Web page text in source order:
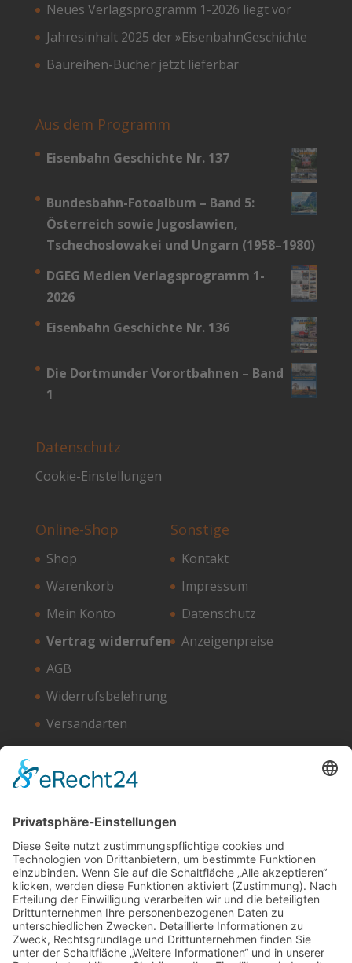
Neues Verlagsprogramm 1-2026 liegt vor
Jahresinhalt 2025 der »EisenbahnGeschichte
Baureihen-Bücher jetzt lieferbar
Aus dem Programm
Eisenbahn Geschichte Nr. 137
Bundesbahn-­Fotoalbum – Band 5:
Österreich sowie Jugoslawien,
Tschechoslowakei und Ungarn (1958–1980)
DGEG Medien Verlagsprogramm 1-
2026
Eisenbahn Geschichte Nr. 136
Die Dortmunder Vorortbahnen – Band
1
Datenschutz
Cookie-Einstellungen
Online-Shop
Shop
Warenkorb
Mein Konto
Vertrag widerrufen
AGB
Widerrufsbelehrung
Versandarten
Zahlungsarten
Sonstige
Kontakt
Impressum
Datenschutz
Anzeigenpreise